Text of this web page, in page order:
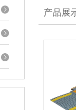
产品展